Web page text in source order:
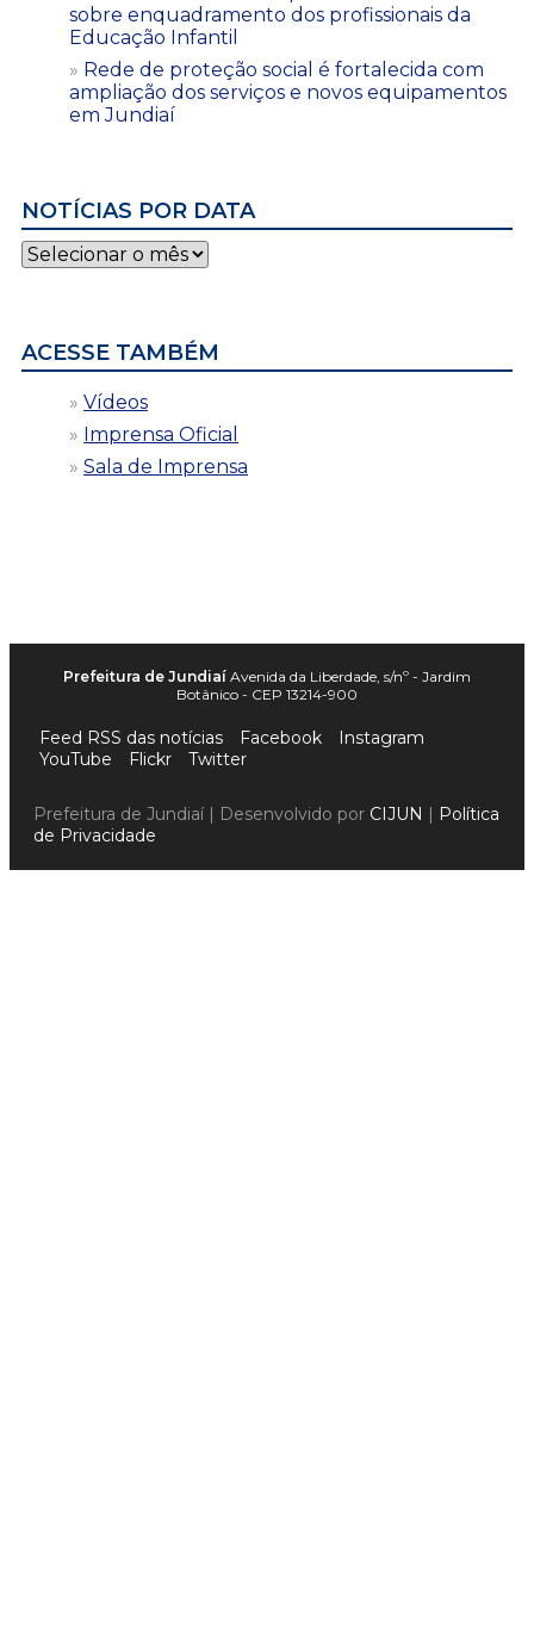
sobre enquadramento dos profissionais da
Educação Infantil
Rede de proteção social é fortalecida com
ampliação dos serviços e novos equipamentos
em Jundiaí
NOTÍCIAS POR DATA
Notícias
por
ACESSE TAMBÉM
Vídeos
Imprensa Oficial
Sala de Imprensa
Prefeitura de Jundiaí Avenida da Liberdade, s/nº - Jardim
Botânico - CEP 13214-900
Feed RSS das notícias Facebook
Instagram
YouTube
Flickr Twitter
Prefeitura de Jundiaí | Desenvolvido por CIJUN
Política
de Privacidade